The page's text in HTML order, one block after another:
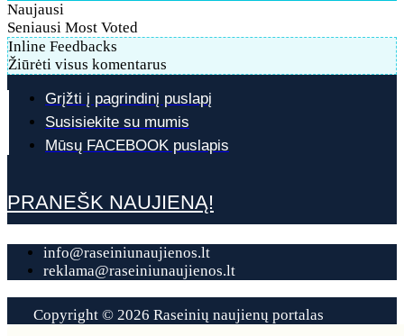
Naujausi
Seniausi Most Voted
Inline Feedbacks
Žiūrėti visus komentarus
Grįžti į pagrindinį puslapį
Susisiekite su mumis
Mūsų FACEBOOK puslapis
PRANEŠK NAUJIENĄ!
info@raseiniunaujienos.lt
reklama@raseiniunaujienos.lt
Copyright © 2026 Raseinių naujienų portalas